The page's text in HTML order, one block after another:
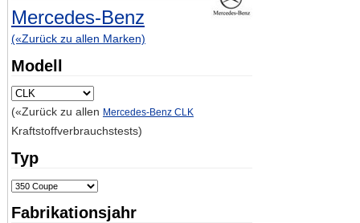
Mercedes-Benz
(«Zurück zu allen Marken)
Modell
(«Zurück zu allen Mercedes-Benz CLK
Kraftstoffverbrauchstests)
Typ
Fabrikationsjahr